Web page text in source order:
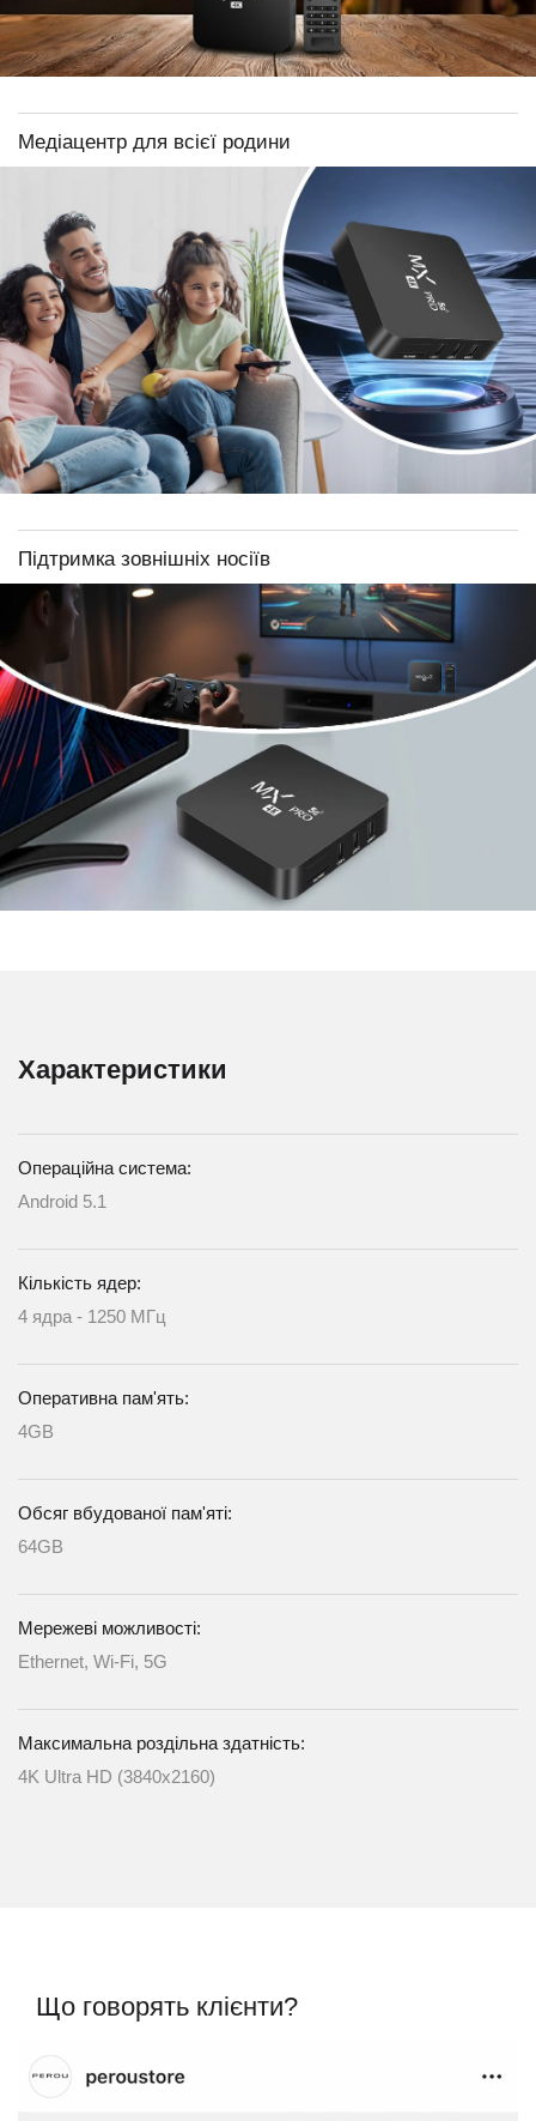
Медіацентр для всієї родини
Підтримка зовнішніх носіїв
Характеристики
Операційна система:
Android 5.1
Кількість ядер:
4 ядра - 1250 МГц
Оперативна пам'ять:
4GB
Обсяг вбудованої пам'яті:
64GB
Мережеві можливості:
Ethernet, Wi-Fi, 5G
Максимальна роздільна здатність:
4K Ultra HD (3840x2160)
Що говорять клієнти?